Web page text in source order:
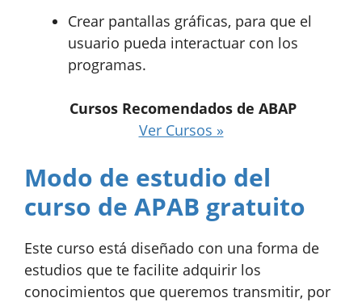
Crear pantallas gráficas, para que el
usuario pueda interactuar con los
programas.
Cursos Recomendados de ABAP
Ver Cursos »
Modo de estudio del
curso de APAB gratuito
Este curso está diseñado con una forma de
estudios que te facilite adquirir los
conocimientos que queremos transmitir, por